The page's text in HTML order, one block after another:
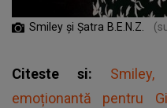
Smiley și Șatra B.E.N.Z.
Citeste si:
emoționantă pentru